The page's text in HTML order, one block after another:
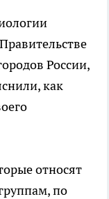
России,
как
относят
по